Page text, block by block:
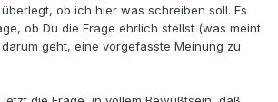
ob ich hier was schreiben soll. Es
ob Du die Frage ehrlich stellst (was meint
geht, eine vorgefasste Meinung zu